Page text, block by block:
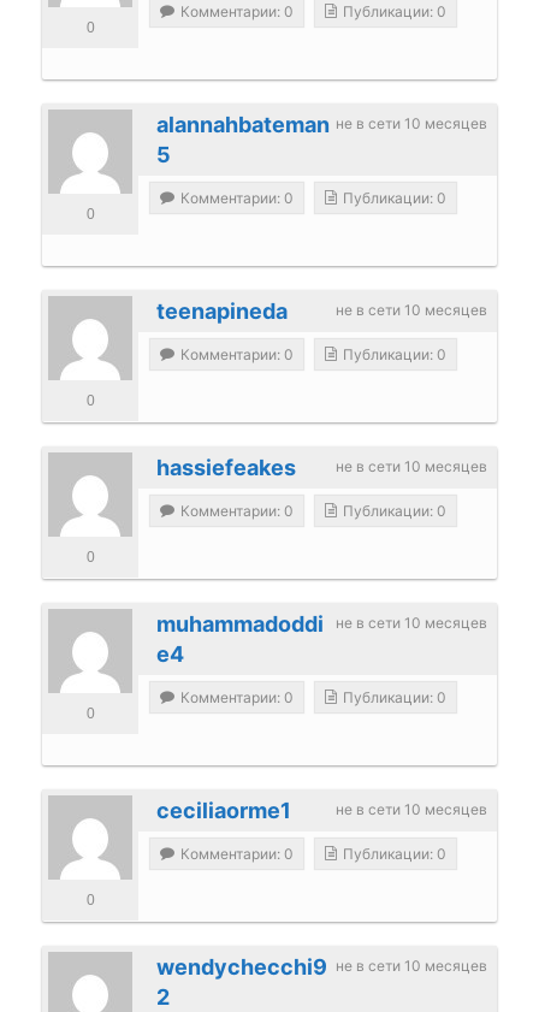
0
Комментарии: 0 Публикации: 0
не в сети 10 месяцев
alannahbateman
5
0
Комментарии: 0 Публикации: 0
не в сети 10 месяцев
teenapineda
0
Комментарии: 0 Публикации: 0
не в сети 10 месяцев
hassiefeakes
0
Комментарии: 0 Публикации: 0
не в сети 10 месяцев
muhammadoddi
e4
0
Комментарии: 0 Публикации: 0
не в сети 10 месяцев
ceciliaorme1
0
Комментарии: 0 Публикации: 0
не в сети 10 месяцев
wendychecchi9
2